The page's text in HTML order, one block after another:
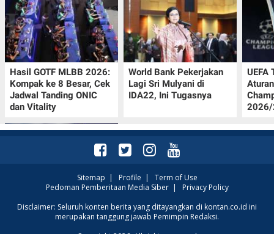
Hasil GOTF MLBB 2026:
Kompak ke 8 Besar, Cek
Jadwal Tanding ONIC
dan Vitality
World Bank Pekerjakan
Lagi Sri Mulyani di
IDA22, Ini Tugasnya
UEFA
2026/
Krisis Migrasi Ancam
Status Maroko sebagai
Sitemap | Profile | Term of Use
Pedoman Pemberitaan Media Siber| Privacy Policy
Disclaimer: Seluruh konten berita yang ditayangkan di kontan.co.id ini
merupakan tanggung jawab Pemimpin Redaksi.